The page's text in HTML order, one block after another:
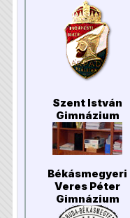
Szent István
Gimnázium
Békásmegyeri
Veres Péter
Gimnázium